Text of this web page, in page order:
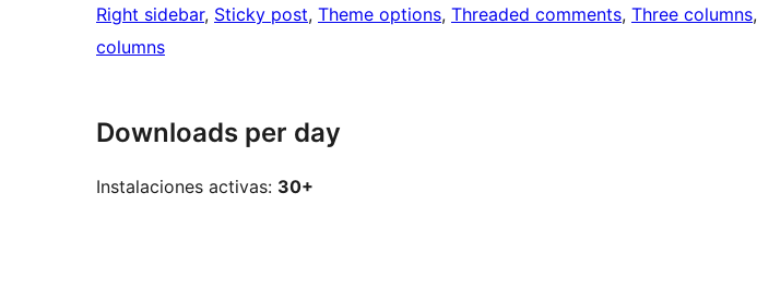
Right sidebar, Sticky post, Theme options, Threaded comments, Three columns,
columns
Downloads per day
Instalaciones activas: 30+